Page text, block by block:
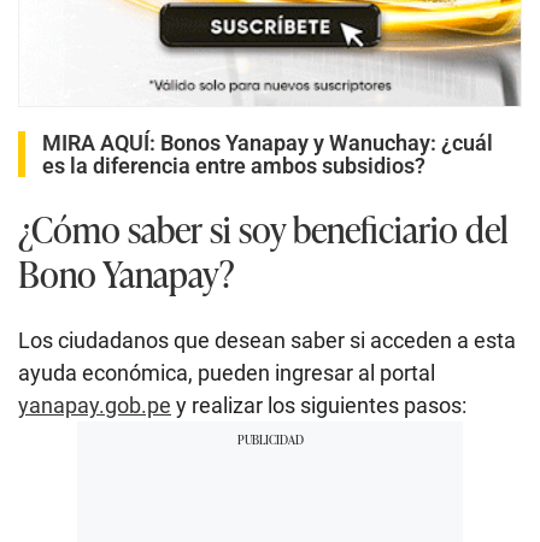
MIRA AQUÍ: Bonos Yanapay y Wanuchay: ¿cuál
es la diferencia entre ambos subsidios?
¿Cómo saber si soy beneficiario del
Bono Yanapay?
Los ciudadanos que desean saber si acceden a esta
ayuda económica, pueden ingresar al portal
yanapay.gob.pe y realizar los siguientes pasos: